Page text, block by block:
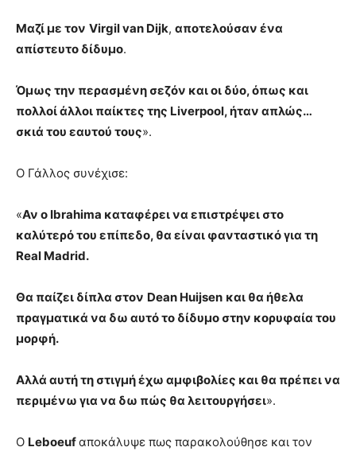
Μαζί με τον Virgil van Dijk, αποτελούσαν ένα
απίστευτο δίδυμο.
Όμως την περασμένη σεζόν και οι δύο, όπως και
πολλοί άλλοι παίκτες της Liverpool, ήταν απλώς…
σκιά του εαυτού τους».
Ο Γάλλος συνέχισε:
«Αν ο Ibrahima καταφέρει να επιστρέψει στο
καλύτερό του επίπεδο, θα είναι φανταστικό για τη
Real Madrid.
Θα παίζει δίπλα στον Dean Huijsen και θα ήθελα
πραγματικά να δω αυτό το δίδυμο στην κορυφαία του
μορφή.
Αλλά αυτή τη στιγμή έχω αμφιβολίες και θα πρέπει να
περιμένω για να δω πώς θα λειτουργήσει».
Ο Leboeufαποκάλυψε πως παρακολούθησε και τον